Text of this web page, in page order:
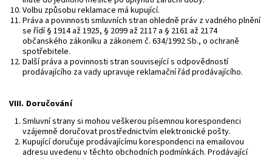
Volbu způsobu reklamace má kupující.
Práva a povinnosti smluvních stran ohledně práv z vadného plnění
se řídí § 1914 až 1925, § 2099 až 2117 a § 2161 až 2174
občanského zákoníku a zákonem č. 634/1992 Sb., o ochraně
spotřebitele.
Další práva a povinnosti stran související s odpovědností
prodávajícího za vady upravuje reklamační řád prodávajícího.
VIII. Doručování
Smluvní strany si mohou veškerou písemnou korespondenci
vzájemně doručovat prostřednictvím elektronické pošty.
Kupující doručuje prodávajícímu korespondenci na emailovou
adresu uvedenu v těchto obchodních podmínkách. Prodávající